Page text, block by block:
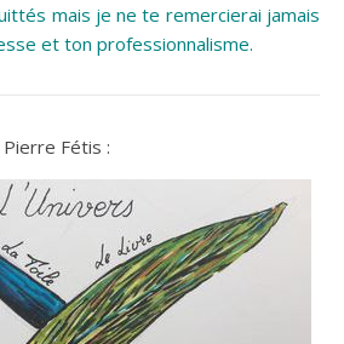
mais je ne te remercierai jamais
et ton professionnalisme.
Fétis :